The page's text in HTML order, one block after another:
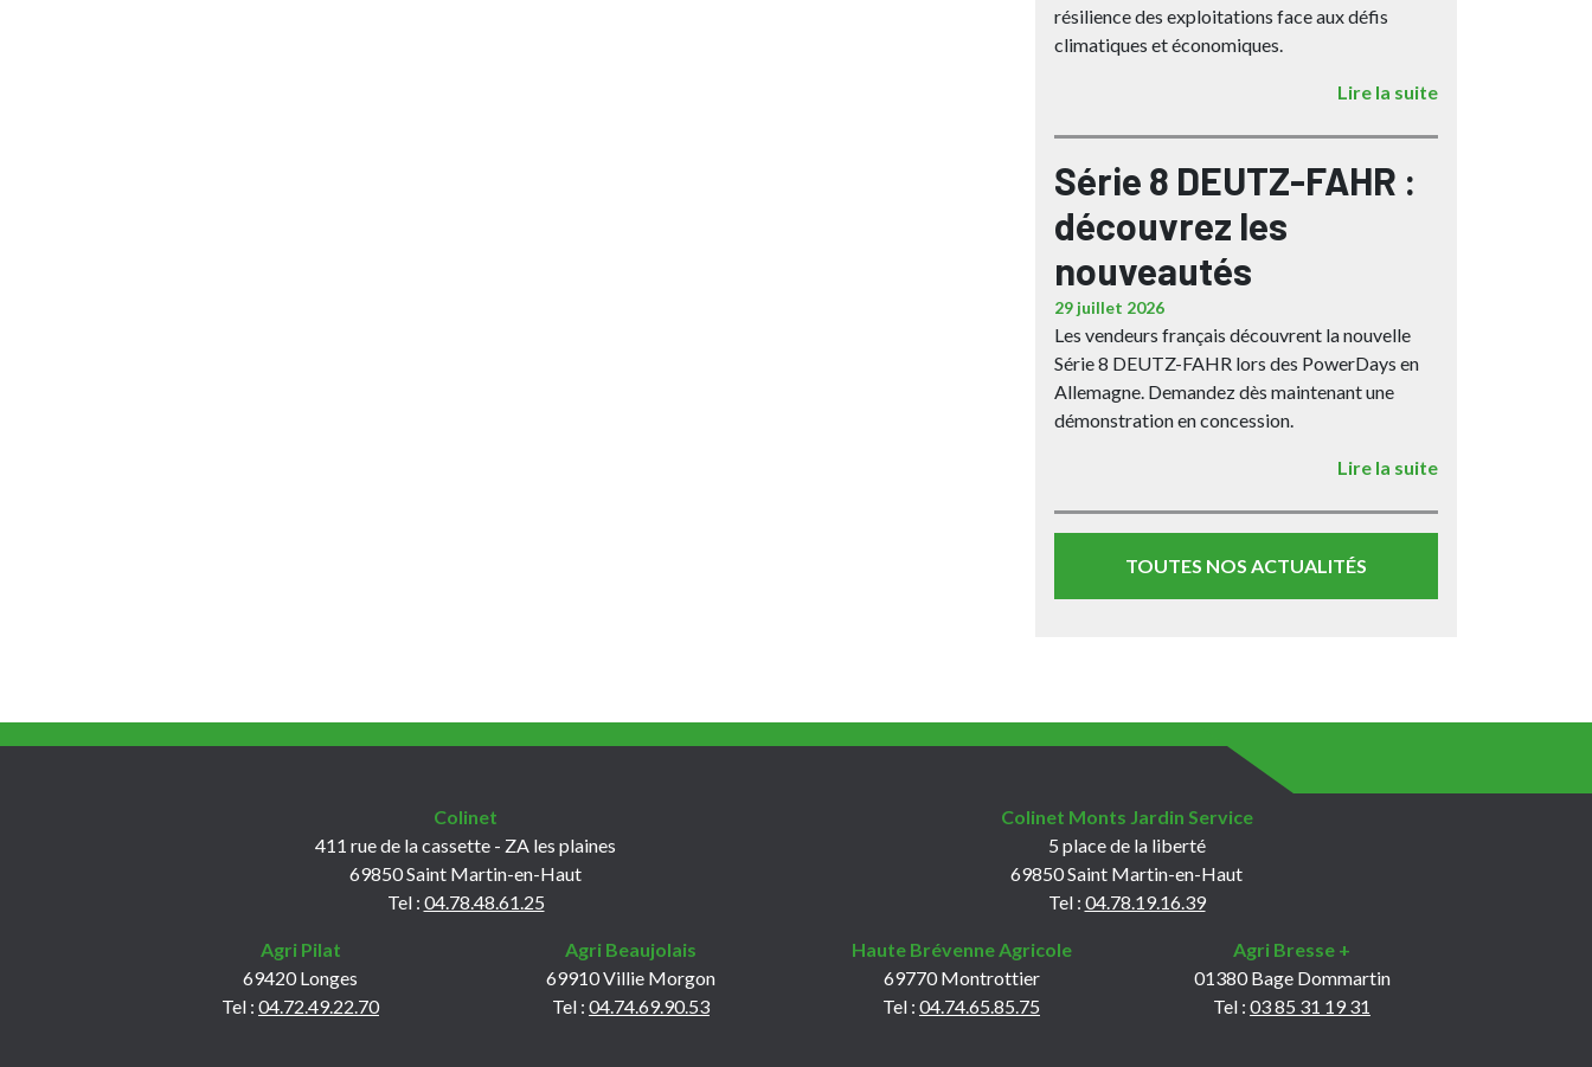
résilience des exploitations face aux défis
climatiques et économiques.
Lire la suite
Série 8 DEUTZ-FAHR :
découvrez les
nouveautés
29 juillet 2026
Les vendeurs français découvrent la nouvelle
Série 8 DEUTZ-FAHR lors des PowerDays en
Allemagne. Demandez dès maintenant une
démonstration en concession.
Lire la suite
TOUTES NOS ACTUALITÉS
Colinet
411 rue de la cassette - ZA les plaines
69850 Saint Martin-en-Haut
Tel : 04.78.48.61.25
Colinet Monts Jardin Service
5 place de la liberté
69850 Saint Martin-en-Haut
Tel : 04.78.19.16.39
Agri Pilat
69420 Longes
Tel : 04.72.49.22.70
Agri Beaujolais
69910 Villie Morgon
Tel : 04.74.69.90.53
Haute Brévenne Agricole
69770 Montrottier
Tel : 04.74.65.85.75
Agri Bresse +
01380 Bage Dommartin
Tel : 03 85 31 19 31